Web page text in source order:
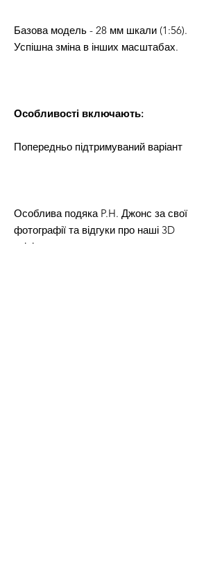
Базова модель - 28 мм шкали (1:56).
Успішна зміна в інших масштабах.
Особливості включають:
Попередньо підтримуваний варіант
Особлива подяка P.H. Джонс за свої
фотографії та відгуки про наші 3D
-мініатюри.